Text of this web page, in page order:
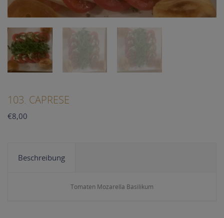
103. CAPRESE
€8,00
Beschreibung
Tomaten Mozarella Basilikum